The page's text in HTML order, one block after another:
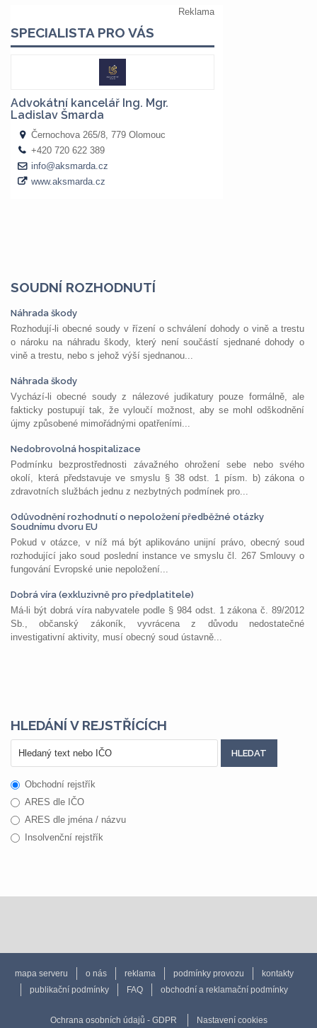
SOUDNÍ ROZHODNUTÍ
Náhrada škody
Rozhodují-li obecné soudy v řízení o schválení dohody o vině a trestu
o nároku na náhradu škody, který není součástí sjednané dohody o
vině a trestu, nebo s jehož výší sjednanou...
Náhrada škody
Vychází-li obecné soudy z nálezové judikatury pouze formálně, ale
fakticky postupují tak, že vyloučí možnost, aby se mohl odškodnění
újmy způsobené mimořádnými opatřeními...
Nedobrovolná hospitalizace
Podmínku bezprostřednosti závažného ohrožení sebe nebo svého
okolí, která představuje ve smyslu § 38 odst. 1 písm. b) zákona o
zdravotních službách jednu z nezbytných podmínek pro...
Odůvodnění rozhodnutí o nepoložení předběžné otázky
Soudnímu dvoru EU
Pokud v otázce, v níž má být aplikováno unijní právo, obecný soud
rozhodující jako soud poslední instance ve smyslu čl. 267 Smlouvy o
fungování Evropské unie nepoložení...
Dobrá víra (exkluzivně pro předplatitele)
Má-li být dobrá víra nabyvatele podle § 984 odst. 1 zákona č. 89/2012
Sb., občanský zákoník, vyvrácena z důvodu nedostatečné
investigativní aktivity, musí obecný soud ústavně...
HLEDÁNÍ V REJSTŘÍCÍCH
Obchodní rejstřík
ARES dle IČO
ARES dle jména / názvu
Insolvenční rejstřík
mapa serveru o nás reklama podmínky provozu
kontakty
publikační podmínky
FAQ obchodní a reklamační podmínky
Ochrana osobních údajů - GDPR Nastavení cookies